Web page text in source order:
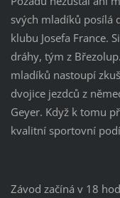
svých mladíků posílá
klubu Josefa France.
dráhy, tým z
mladíků nastoupí
dvojice jezdců z
Geyer. Když k tomu
kvalitní sportovní
Závod začíná v 18